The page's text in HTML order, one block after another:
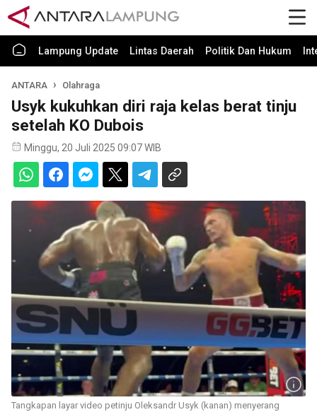
Lampung Update Lintas Daerah Politik Dan Hukum
ANTARA Olahraga
Usyk kukuhkan diri raja kelas berat tinju
setelah KO Dubois
Minggu, 20 Juli 2025 09:07 WIB
Tangkapan layar video petinju Oleksandr Usyk (kanan) menyerang